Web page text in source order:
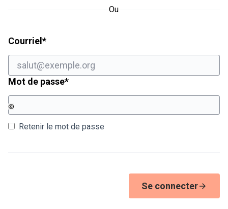
Ou
Courriel *Champ obligatoire
Mot de passe*Champ obligatoire
Retenir le mot de passe
Se connecter